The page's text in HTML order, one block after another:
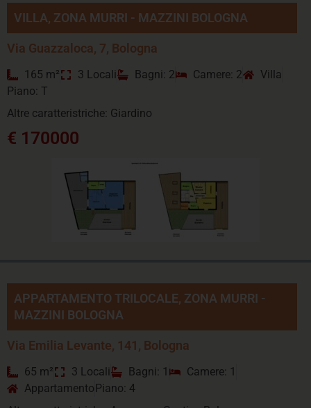
VILLA, ZONA MURRI - MAZZINI BOLOGNA
Via Guazzaloca, 7, Bologna
165 m² 3 Locali Bagni: 2 Camere: 2
Villa
Piano: T
Altre caratteristriche: Giardino
€ 170000
APPARTAMENTO TRILOCALE, ZONA MURRI -
MAZZINI BOLOGNA
Via Emilia Levante, 141, Bologna
65 m² 3 Locali Bagni: 1
Camere: 1
Appartamento Piano: 4